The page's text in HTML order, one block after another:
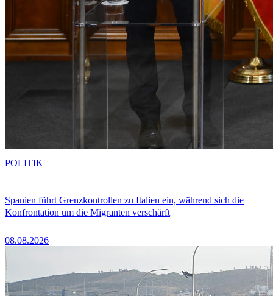
Spanien führt Grenzkontrollen zu Italien ein, während sich die
Konfrontation um die Migranten verschärft
08.08.2026
POLITIK